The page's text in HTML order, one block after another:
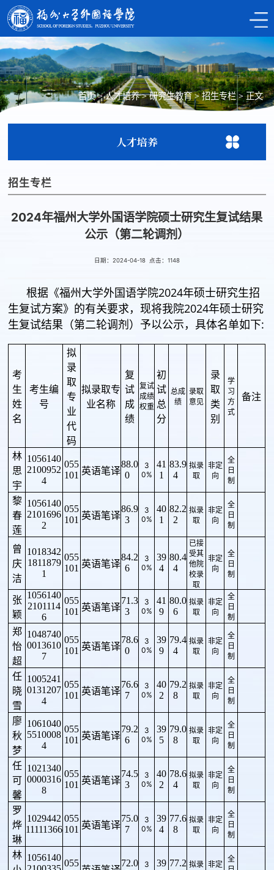
首页>人才培养>研究生教育>招生专栏>正文
人才培养
招生专栏
2024年福州大学外国语学院硕士研究生复试结果
公示（第二轮调剂）
日期：2024-04-18 点击： 1148
根据《福州大学外国语学院2024年硕士研究生招
生复试方案》的有关要求，现将我院2024年硕士研究
生复试结果（第二轮调剂）予以公示，具体名单如下:
考
生
姓
名
考生编
号
拟
录
取
专
业
代
码
拟录取专
业名称
复
试
成
绩
复试
成绩
权重
初
试
总
分
总成
绩
录取
意见
录
取
类
别
学
习
方
式
备注
林
思
宇
1056140
2100952
4
055
101 英语笔译
88.0
0
3
0%
41
1
83.9
4
拟录
取
非定
向
全
日
制
黎
春
莲
1056140
2101696
2
055
101 英语笔译
86.9
3
3
0%
40
1
82.2
2
拟录
取
非定
向
全
日
制
曾
庆
洁
1018342
1811879
1
055
101 英语笔译
84.2
6
3
0%
39
4
80.4
4
已接
受其
他院
校录
取
非定
向
全
日
制
张
颖
1056140
2101114
6
055
101 英语笔译
71.3
3
3
0%
41
9
80.0
6
拟录
取
非定
向
全
日
制
郑
怡
超
1048740
0013610
7
055
101 英语笔译
78.6
0
3
0%
39
9
79.4
4
拟录
取
非定
向
全
日
制
任
晓
雪
1005241
0131207
4
055
101 英语笔译
76.6
7
3
0%
40
2
79.2
8
拟录
取
非定
向
全
日
制
廖
秋
梦
1061040
5510008
4
055
101 英语笔译
79.2
6
3
0%
39
5
79.0
8
拟录
取
非定
向
全
日
制
任
可
馨
1021340
0000316
8
055
101 英语笔译
74.5
3
3
0%
40
2
78.6
4
拟录
取
非定
向
全
日
制
罗
烨
琳
1029442
11111366
055
101 英语笔译
75.0
7
3
0%
39
4
77.6
8
拟录
取
非定
向
全
日
制
林 1056140
055
72.0
3
39 77.2 拟录 非定
全